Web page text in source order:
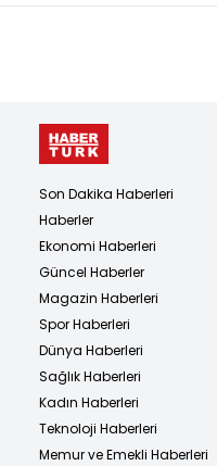
Son Dakika Haberleri
Haberler
Ekonomi Haberleri
Güncel Haberler
Magazin Haberleri
Spor Haberleri
Dünya Haberleri
Sağlık Haberleri
Kadın Haberleri
Teknoloji Haberleri
Memur ve Emekli Haberleri